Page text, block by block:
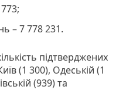
– 7 778 231.
підтверджених
(1 300), Одеській (1
(939) та